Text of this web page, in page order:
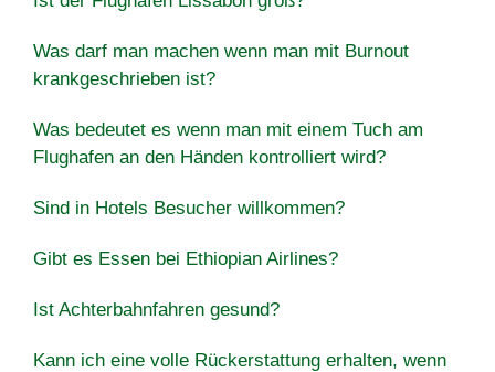
Was darf man machen wenn man mit Burnout
krankgeschrieben ist?
Was bedeutet es wenn man mit einem Tuch am
Flughafen an den Händen kontrolliert wird?
Sind in Hotels Besucher willkommen?
Gibt es Essen bei Ethiopian Airlines?
Ist Achterbahnfahren gesund?
Kann ich eine volle Rückerstattung erhalten, wenn